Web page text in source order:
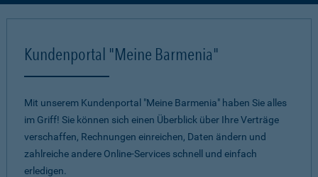
Kundenportal "Meine Barmenia"
Mit unserem Kundenportal "Meine Barmenia" haben Sie alles
im Griff! Sie können sich einen Überblick über Ihre Verträge
verschaffen, Rechnungen einreichen, Daten ändern und
zahlreiche andere Online-Services schnell und einfach
erledigen.